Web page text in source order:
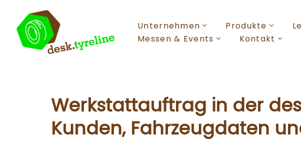
Zum
Inhalt
springen
Unternehmen Produkte
Messen & Events
Kontakt
Werkstattauftrag in der
Kunden, Fahrzeugdaten